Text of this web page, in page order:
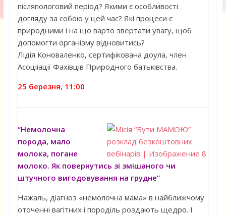
післяпологовий період? Якими є особливості
догляду за собою у цей час? Які процеси є
природними і на що варто звертати увагу, щоб
допомогти організму відновитись?
Лідія Коноваленко, сертифікована доула, член
Асоцііації Фахівців Природного батьківства.
25 березня, 11:00
“Немолочна
порода, мало
молока, погане
молоко. Як повернутись зі змішаного чи
штучного вигодовування на грудне”
Нажаль, діагноз «немолочна мама» в найближчому
оточенні вагітних і породіль роздають щедро. І